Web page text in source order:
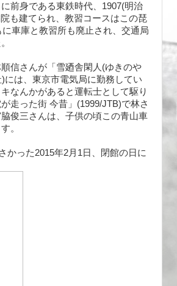
前身である東鉄時代、1907(明治
も建てられ、教習コースはこの琵
車庫と教習所も廃止され、交通局
信さんが「雪廼舎閑人(ゆきのや
には、東京市電気局に勤務してい
なんかがあると運転士として駆り
走った街 今昔」(1999/JTB)で林さ
俊三さんは、子供の頃この青山車
。
かった2015年2月1日、閉館の日に